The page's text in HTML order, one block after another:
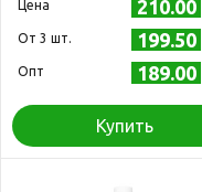
Цена 210.00
Oт 3 шт. 199.50
Опт 189.00
Купить